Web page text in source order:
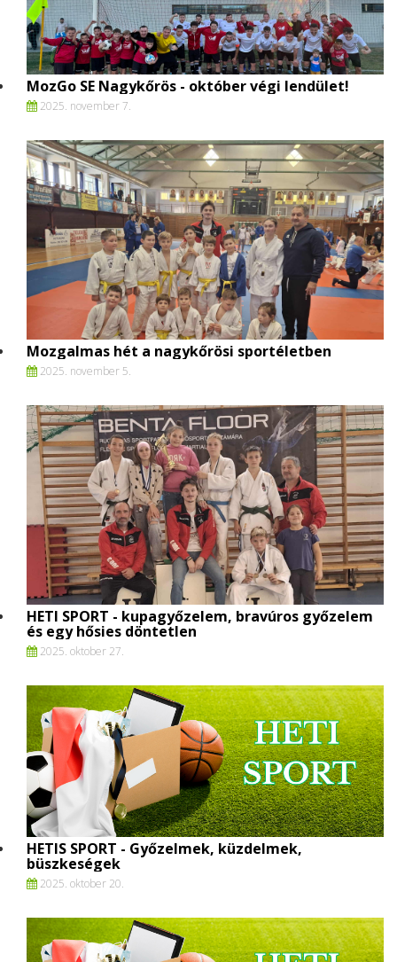
MozGo SE Nagykőrös - október végi lendület!
2025. november 7.
Mozgalmas hét a nagykőrösi sportéletben
2025. november 5.
HETI SPORT - kupagyőzelem, bravúros győzelem
és egy hősies döntetlen
2025. oktober 27.
HETIS SPORT - Győzelmek, küzdelmek,
büszkeségek
2025. oktober 20.